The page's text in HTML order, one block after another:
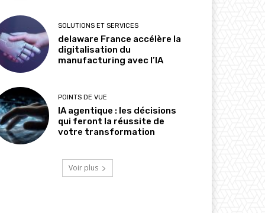
SOLUTIONS ET SERVICES
delaware France accélère la
digitalisation du
manufacturing avec l’IA
POINTS DE VUE
IA agentique : les décisions
qui feront la réussite de
votre transformation
Voir plus